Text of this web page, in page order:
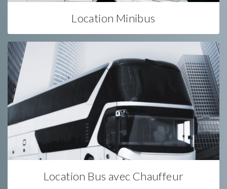
Location Minibus
Location Bus avec Chauffeur